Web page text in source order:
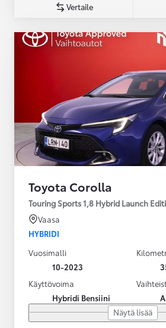
Vertaile
Toyota Corolla
Touring Sports 1,8 Hybrid Launch
Vaasa
HYBRIDI
Vuosimalli
10-2023
Käyttövoima
Hybridi Bensiini
Näytä lisää